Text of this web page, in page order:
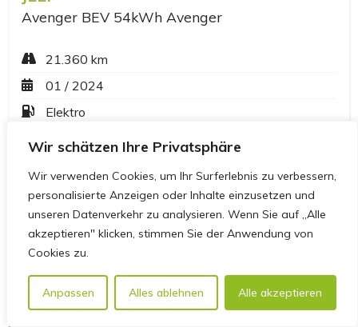
Wir schätzen Ihre Privatsphäre
Wir verwenden Cookies, um Ihr Surferlebnis zu verbessern,
personalisierte Anzeigen oder Inhalte einzusetzen und
unseren Datenverkehr zu analysieren. Wenn Sie auf „Alle
akzeptieren" klicken, stimmen Sie der Anwendung von
Cookies zu.
Anpassen Alles ablehnen Alle akzeptieren